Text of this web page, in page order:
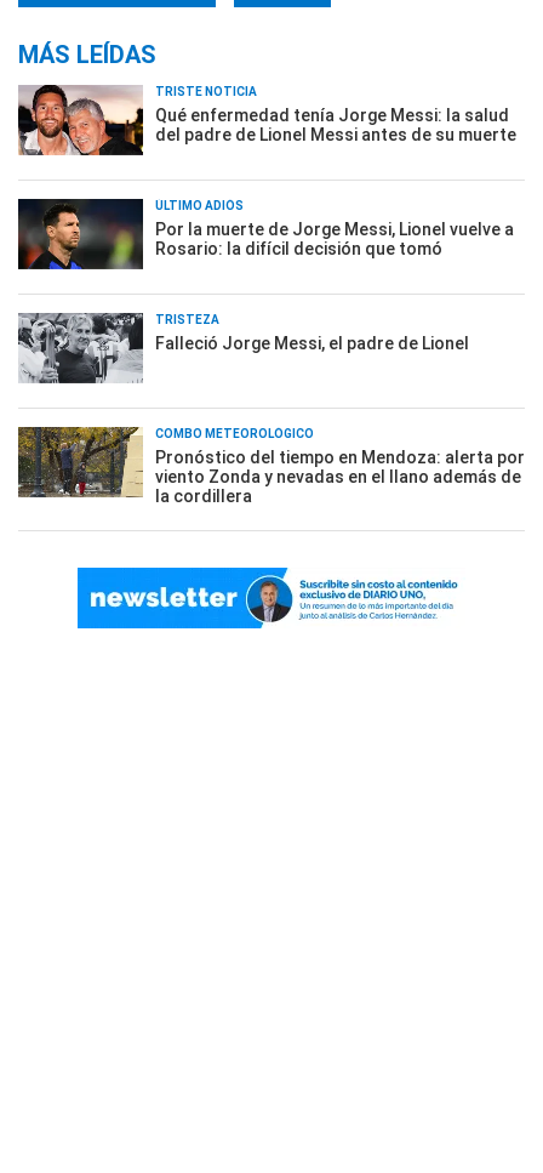
MÁS LEÍDAS
TRISTE NOTICIA
Qué enfermedad tenía Jorge Messi: la salud
del padre de Lionel Messi antes de su muerte
ÚLTIMO ADIÓS
Por la muerte de Jorge Messi, Lionel vuelve a
Rosario: la difícil decisión que tomó
TRISTEZA
Falleció Jorge Messi, el padre de Lionel
COMBO METEOROLÓGICO
Pronóstico del tiempo en Mendoza: alerta por
viento Zonda y nevadas en el llano además de
la cordillera